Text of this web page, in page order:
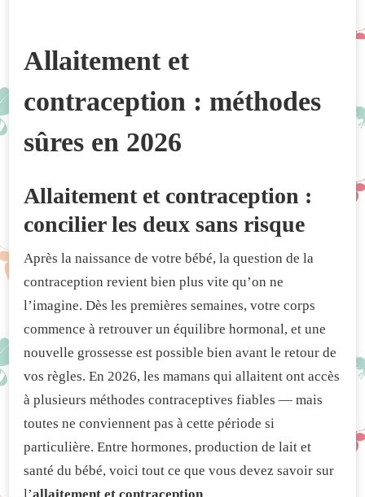
EN
2026
Allaitement et
contraception : méthodes
sûres en 2026
Allaitement et contraception :
concilier les deux sans risque
Après la naissance de votre bébé, la question de la
contraception revient bien plus vite qu’on ne
l’imagine. Dès les premières semaines, votre corps
commence à retrouver un équilibre hormonal, et une
nouvelle grossesse est possible bien avant le retour de
vos règles. En 2026, les mamans qui allaitent ont accès
à plusieurs méthodes contraceptives fiables — mais
toutes ne conviennent pas à cette période si
particulière. Entre hormones, production de lait et
santé du bébé, voici tout ce que vous devez savoir sur